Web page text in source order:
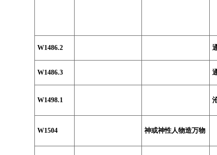
W1486.2
W1486.3
W1498.1
W1504 神或神性人物造万物